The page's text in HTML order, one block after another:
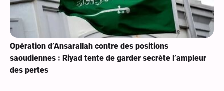
Opération d’Ansarallah contre des positions
saoudiennes : Riyad tente de garder secrète l’ampleur
des pertes